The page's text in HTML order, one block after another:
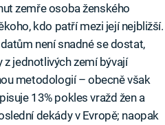
zemře osoba ženského
kdo patří mezi její nejbližší.
není snadné se dostat,
jednotlivých zemí bývají
metodologií – obecně však
13% pokles vražd žen a
dekády v Evropě; naopak